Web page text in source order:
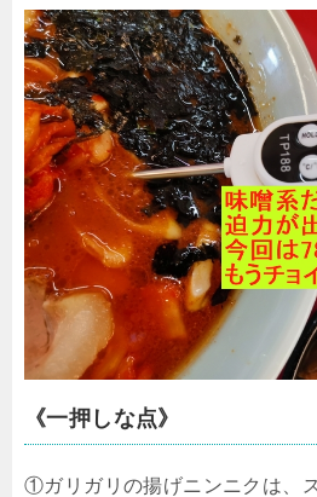
《一押しな点》
①ガリガリの揚げニンニクは、